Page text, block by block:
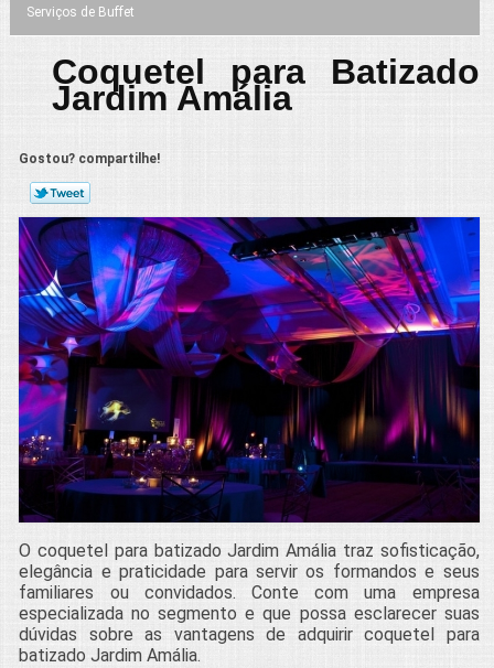
Serviços de Buffet
Coquetel para Batizado
Jardim Amália
Gostou? compartilhe!
O coquetel para batizado Jardim Amália traz sofisticação,
elegância e praticidade para servir os formandos e seus
familiares ou convidados. Conte com uma empresa
especializada no segmento e que possa esclarecer suas
dúvidas sobre as vantagens de adquirir coquetel para
batizado Jardim Amália.